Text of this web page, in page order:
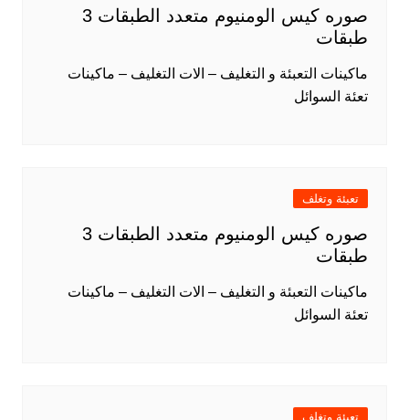
صوره كيس الومنيوم متعدد الطبقات 3
طبقات
ماكينات التعبئة و التغليف – الات التغليف – ماكينات
تعئة السوائل
تعبئة وتغلف
صوره كيس الومنيوم متعدد الطبقات 3
طبقات
ماكينات التعبئة و التغليف – الات التغليف – ماكينات
تعئة السوائل
تعبئة وتغلف